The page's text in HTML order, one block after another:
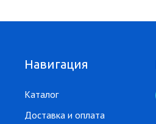
Навигация
Каталог
Доставка и оплата